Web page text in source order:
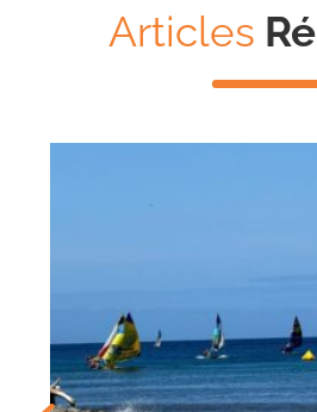
Articles